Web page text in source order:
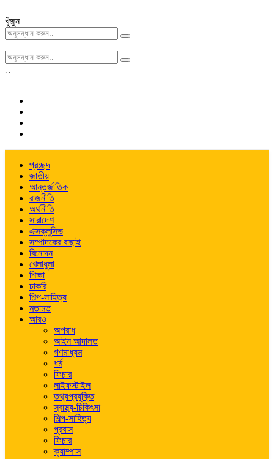
খুঁজুন
, ,
প্রচ্ছদ
জাতীয়
আন্তর্জাতিক
রাজনীতি
অর্থনীতি
সারাদেশ
এক্সক্লুসিভ
সম্পাদকের বাছাই
বিনোদন
খেলাধুলা
শিক্ষা
চাকরি
শিল্প-সাহিত্য
মতামত
আরও
অপরাধ
আইন আদালত
গণমাধ্যম
ধর্ম
ফিচার
লাইফস্টাইল
তথ্যপ্রযুক্তি
স্বাস্থ্য-চিকিৎসা
শিল্প-সাহিত্য
প্রবাস
ফিচার
ক্যাম্পাস